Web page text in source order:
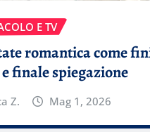
E TV
romantica come
finale spiegazione
Z. Mag 1, 2026